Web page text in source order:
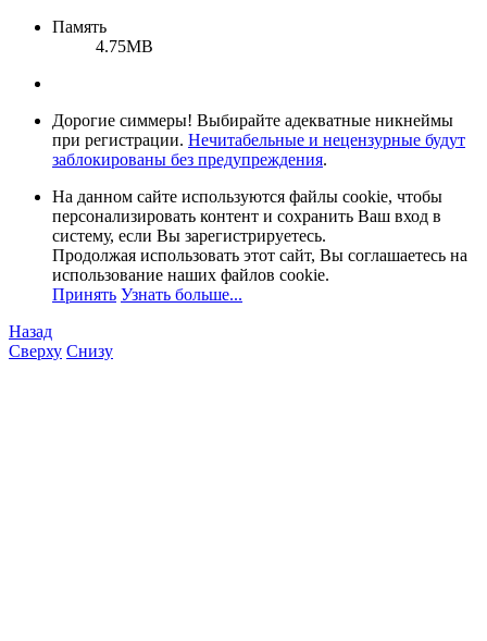
Память
4.75MB
Дорогие симмеры! Выбирайте адекватные никнеймы
при регистрации. Нечитабельные и нецензурные будут
заблокированы без предупреждения.
На данном сайте используются файлы cookie, чтобы
персонализировать контент и сохранить Ваш вход в
систему, если Вы зарегистрируетесь.
Продолжая использовать этот сайт, Вы соглашаетесь на
использование наших файлов cookie.
Принять Узнать больше...
Назад
Сверху Снизу